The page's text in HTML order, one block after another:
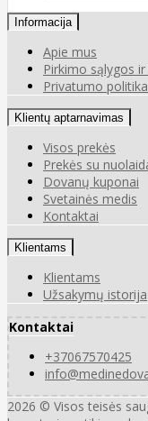
Informacija
Apie mus
Pirkimo sąlygos
Privatumo politika
Klientų aptarnavimas
Visos prekės
Prekės su
Dovanų kuponai
Svetainės medis
Kontaktai
Klientams
Klientams
Užsakymų istorija
Kontaktai
+37067570425
2026 © Visos teisės